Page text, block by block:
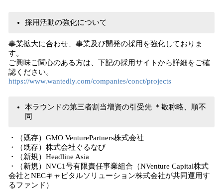
採用活動の強化について
事業拡大に合わせ、事業及び開発の採用を強化しておりま
す。
ご興味ご関心のある方は、下記の採用サイトから詳細をご確
認ください。
https://www.wantedly.com/companies/conct/projects
本ラウンドの第三者割当増資の引受先 ＊敬称略、順不
同
・（既存）GMO VenturePartners株式会社
・（既存）株式会社ぐるなび
・（新規）Headline Asia
・（新規）NVC1号有限責任事業組合（NVenture Capital株式
会社とNECキャピタルソリューション株式会社が共同運用す
るファンド）